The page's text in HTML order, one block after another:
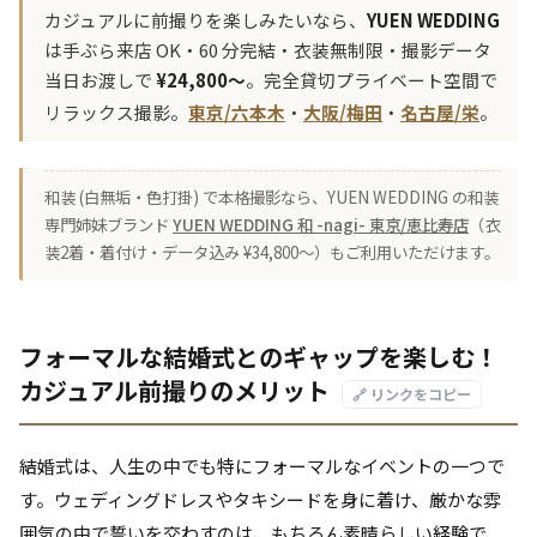
カジュアルに前撮りを楽しみたいなら、 YUEN WEDDING
は手ぶら来店 OK・60 分完結・衣装無制限・撮影データ
当日お渡しで¥24,800〜。完全貸切プライベート空間で
リラックス撮影。 東京/六本木 ・ 大阪/梅田 ・ 名古屋/栄。
和装 (白無垢・色打掛) で本格撮影なら、YUEN WEDDING の和装
専門姉妹ブランド YUEN WEDDING 和 -nagi- 東京/恵比寿店 （衣
装2着・着付け・データ込み ¥34,800〜）もご利用いただけます。
フォーマルな結婚式とのギャップを楽しむ！
カジュアル前撮りのメリット
🔗 リンクをコピー
結婚式は、人生の中でも特にフォーマルなイベントの一つで
す。ウェディングドレスやタキシードを身に着け、厳かな雰